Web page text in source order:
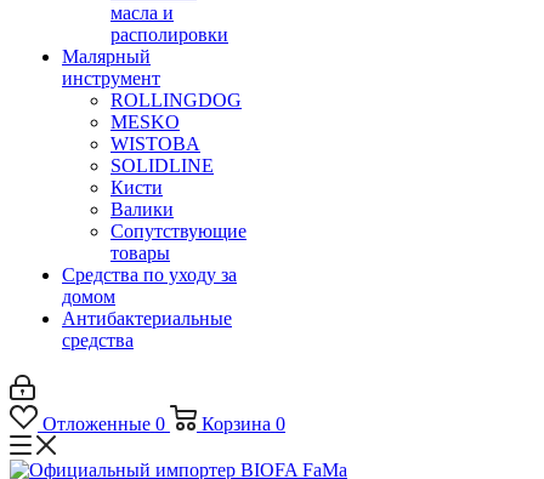
масла и
располировки
Малярный
инструмент
ROLLINGDOG
MESKO
WISTOBA
SOLIDLINE
Кисти
Валики
Сопутствующие
товары
Средства по уходу за
домом
Антибактериальные
средства
Отложенные 0 Корзина 0